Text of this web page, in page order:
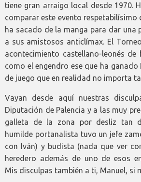
tiene gran arraigo local desde 1970.
comparar este evento respetabilísimo
ha sacado de la manga para dar una
a sus amistosos anticlímax. El
acontecimiento castellano-leonés
como el engendro ese que ha
de juego que en realidad no importa
Vayan desde aquí nuestras
Diputación de Palencia y a las muy
galleta de la zona por desliz tan
humilde portanalista tuvo un jefe
con Iván) y budista (nada que ver
heredero además de uno de esos
Mis disculpas también a ti, Manuel, si